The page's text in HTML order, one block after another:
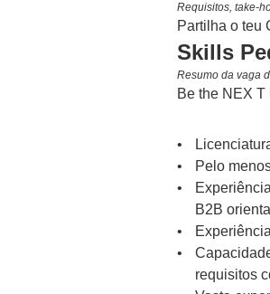
Requisitos, take-
Partilha o teu
Skills
Resumo da vaga
Be the NEX T
Pelo
B2B
requisitos